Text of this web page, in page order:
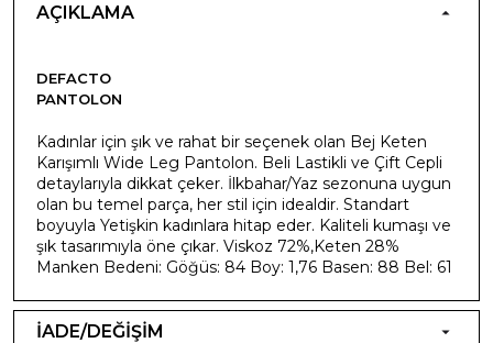
AÇIKLAMA
DEFACTO
PANTOLON
Kadınlar için şık ve rahat bir seçenek olan Bej Keten
Karışımlı Wide Leg Pantolon. Beli Lastikli ve Çift Cepli
detaylarıyla dikkat çeker. İlkbahar/Yaz sezonuna uygun
olan bu temel parça, her stil için idealdir. Standart
boyuyla Yetişkin kadınlara hitap eder. Kaliteli kumaşı ve
şık tasarımıyla öne çıkar. Viskoz 72%,Keten 28%
Manken Bedeni: Göğüs: 84 Boy: 1,76 Basen: 88 Bel: 61
İADE/DEĞİŞİM